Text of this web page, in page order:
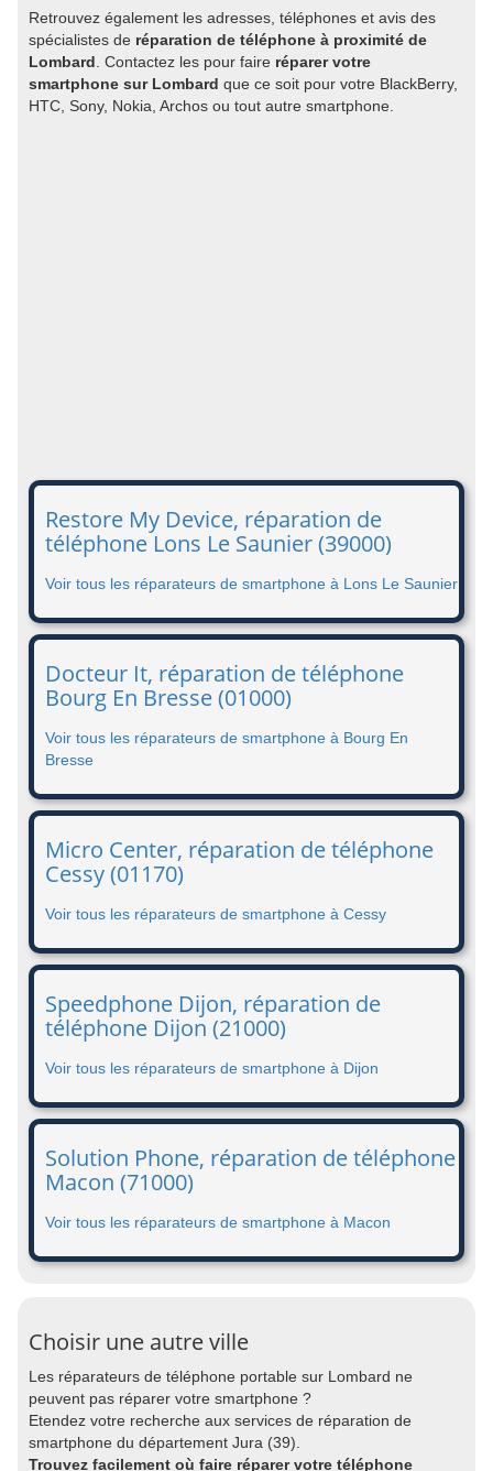
Retrouvez également les adresses, téléphones et avis des
spécialistes de réparation de téléphone à proximité de
Lombard . Contactez les pour faire réparer votre
smartphone sur Lombard que ce soit pour votre BlackBerry,
HTC, Sony, Nokia, Archos ou tout autre smartphone.
Restore My Device, réparation de
téléphone Lons Le Saunier (39000)
Voir tous les réparateurs de smartphone à Lons Le Saunier
Docteur It, réparation de téléphone
Bourg En Bresse (01000)
Voir tous les réparateurs de smartphone à Bourg En
Bresse
Micro Center, réparation de téléphone
Cessy (01170)
Voir tous les réparateurs de smartphone à Cessy
Speedphone Dijon, réparation de
téléphone Dijon (21000)
Voir tous les réparateurs de smartphone à Dijon
Solution Phone, réparation de téléphone
Macon (71000)
Voir tous les réparateurs de smartphone à Macon
Choisir une autre ville
Les réparateurs de téléphone portable sur Lombard ne
peuvent pas réparer votre smartphone ?
Etendez votre recherche aux services de réparation de
smartphone du département Jura (39).
Trouvez facilement où faire réparer votre téléphone